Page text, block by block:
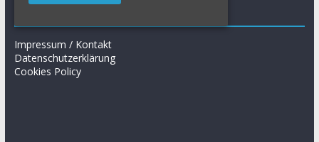
Impressum / Kontakt
Datenschutzerklärung
Cookies Policy